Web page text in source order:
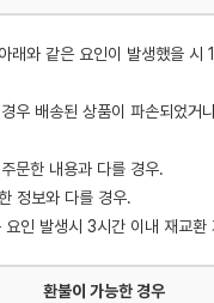
래와 같은 요인이 발생했을 시
우 배송된 상품이 파손되었거
문한 내용과 다를 경우.
정보와 다를 경우.
요인 발생시 3시간 이내 재교환
환불이 가능한 경우